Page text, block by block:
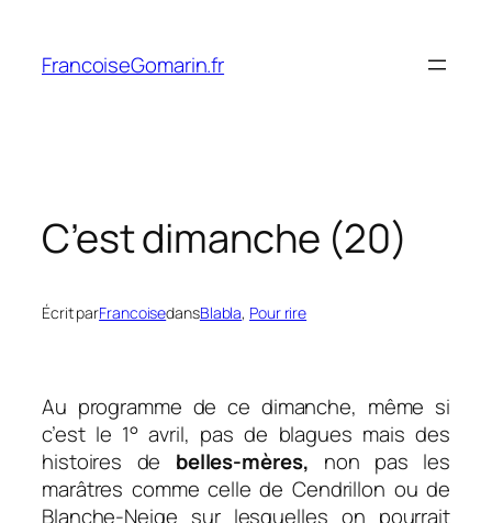
contenu
FrancoiseGomarin.fr
C’est dimanche (20)
Écrit parFrancoisedansBlabla, Pour rire
Au programme de ce dimanche, même si
c’est le 1° avril, pas de blagues mais des
histoires de belles-mères, non pas les
marâtres comme celle de Cendrillon ou de
Blanche-Neige sur lesquelles on pourrait